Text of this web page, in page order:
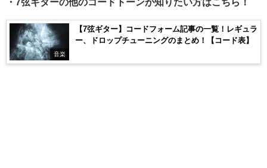
音楽
【7弦ギター】コードフォーム記事の一覧！レギュラ
ー、ドロップチューニングのまとめ！【コード表】